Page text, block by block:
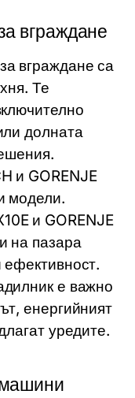
вграждане
вграждане са
Те
долната
и GORENJE
модели.
и GORENJE
на пазара
е важно
енергийният
уредите.